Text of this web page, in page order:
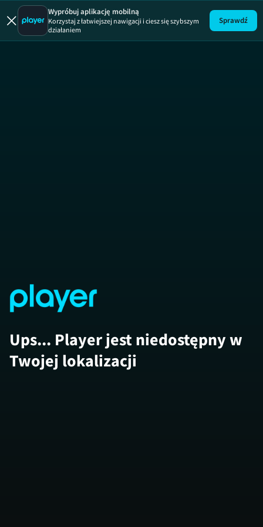
Wypróbuj aplikację mobilną
Korzystaj z łatwiejszej nawigacji i ciesz się szybszym
działaniem
Sprawdź
Ups... Player jest niedostępny w
Twojej lokalizacji